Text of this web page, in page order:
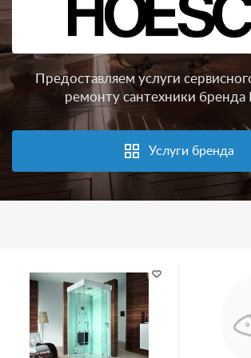
Предоставляем услуги
ремонту сантехники бренда
Услуги бренда